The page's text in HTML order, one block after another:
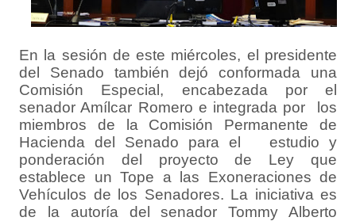
En la sesión de este miércoles, el presidente
del Senado también dejó conformada una
Comisión Especial, encabezada por el
senador Amílcar Romero e integrada por los
miembros de la Comisión Permanente de
Hacienda del Senado para el estudio y
ponderación del proyecto de Ley que
establece un Tope a las Exoneraciones de
Vehículos de los Senadores. La iniciativa es
de la autoría del senador Tommy Alberto